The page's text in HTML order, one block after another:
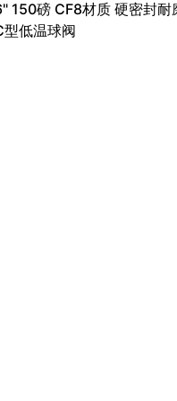
150磅 CF8材质 硬密封耐
型低温球阀